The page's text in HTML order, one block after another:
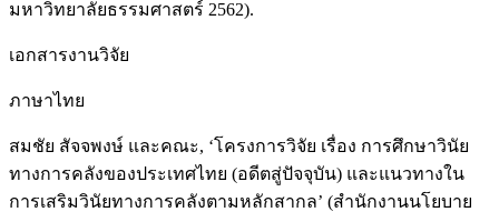
มหาวิทยาลัยธรรมศาสตร์ 2562).
เอกสารงานวิจัย
ภาษาไทย
สมชัย สัจจพงษ์ และคณะ, ‘โครงการวิจัย เรื่อง การศึกษาวินัย
ทางการคลังของประเทศไทย (อดีตสู่ปัจจุบัน) และแนวทางใน
การเสริมวินัยทางการคลังตามหลักสากล’ (สำนักงานนโยบาย